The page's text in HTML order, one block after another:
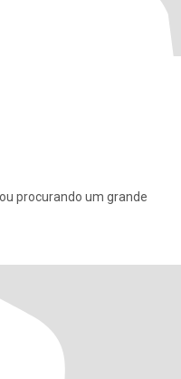
procurando um grande